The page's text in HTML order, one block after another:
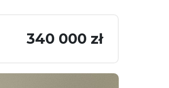
340 000 zł